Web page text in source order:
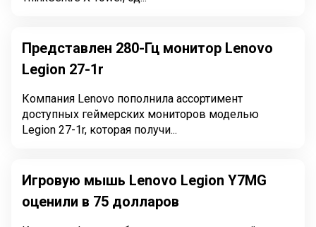
Представлен 280-Гц монитор Lenovo
Legion 27-1r
Компания Lenovo пополнила ассортимент
доступных геймерских мониторов моделью
Legion 27-1r, которая получи...
Игровую мышь Lenovo Legion Y7MG
оценили в 75 долларов